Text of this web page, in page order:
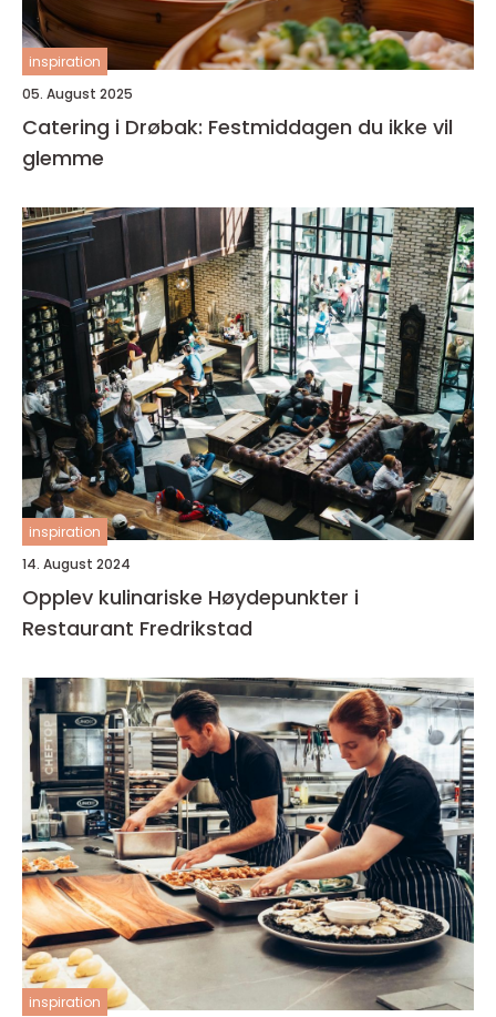
inspiration
05. August 2025
Catering i Drøbak: Festmiddagen du ikke vil
glemme
inspiration
14. August 2024
Opplev kulinariske Høydepunkter i
Restaurant Fredrikstad
inspiration